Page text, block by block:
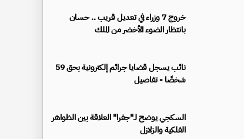
خروج 7 وزراء في تعديل قريب .. حسان
بانتظار الضوء الأخضر من الملك
نائب يسجل قضايا جرائم إلكترونية بحق 59
شخصًا - تفاصيل
السكجي يوضح لـ"جفرا" العلاقة بين الظواهر
الفلكية والزلازل